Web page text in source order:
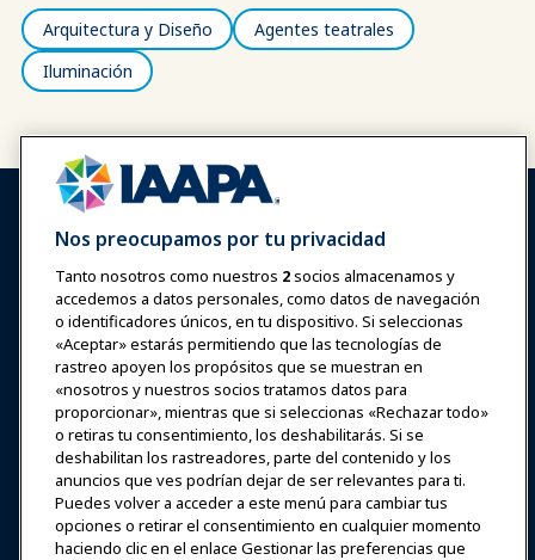
Arquitectura y Diseño
Agentes teatrales
Iluminación
Iniciar sesión Únete ahora
Premios Carreras
Contacto
Expos y Eventos
Noticias y Funworld
Educación
Nos preocupamos por tu privacidad
Tanto nosotros como nuestros 2socios almacenamos y
accedemos a datos personales, como datos de navegación
o identificadores únicos, en tu dispositivo. Si seleccionas
«Aceptar» estarás permitiendo que las tecnologías de
rastreo apoyen los propósitos que se muestran en
«nosotros y nuestros socios tratamos datos para
proporcionar», mientras que si seleccionas «Rechazar todo»
o retiras tu consentimiento, los deshabilitarás. Si se
deshabilitan los rastreadores, parte del contenido y los
anuncios que ves podrían dejar de ser relevantes para ti.
Puedes volver a acceder a este menú para cambiar tus
opciones o retirar el consentimiento en cualquier momento
haciendo clic en el enlace Gestionar las preferencias que